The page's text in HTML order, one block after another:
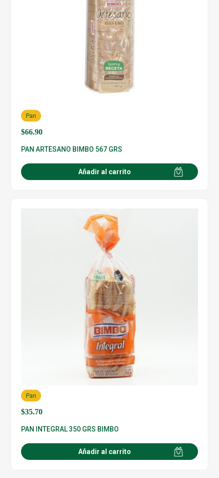
$66.90
Pan
PAN ARTESANO BIMBO 567 GRS
Añadir al carrito
$35.70
Pan
PAN INTEGRAL 350 GRS BIMBO
Añadir al carrito